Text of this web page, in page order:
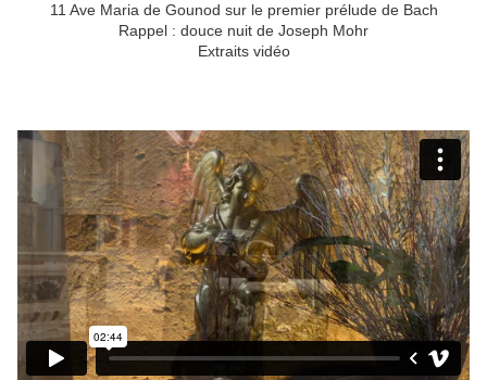
11 Ave Maria de Gounod sur le premier prélude de Bach
Rappel : douce nuit de Joseph Mohr
Extraits vidéo